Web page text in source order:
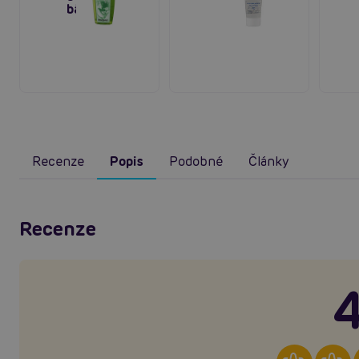
bázi
Recenze Popis Podobné Články
Recenze